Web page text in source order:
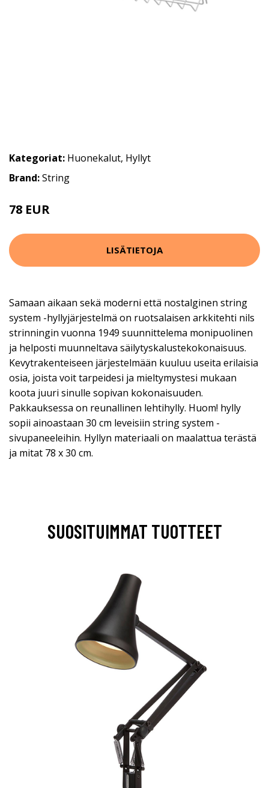
Kategoriat: Huonekalut, Hyllyt
Brand:String
78 EUR
LISÄTIETOJA
Samaan aikaan sekä moderni että nostalginen string
system -hyllyjärjestelmä on ruotsalaisen arkkitehti nils
strinningin vuonna 1949 suunnittelema monipuolinen
ja helposti muunneltava säilytyskalustekokonaisuus.
Kevytrakenteiseen järjestelmään kuuluu useita erilaisia
osia, joista voit tarpeidesi ja mieltymystesi mukaan
koota juuri sinulle sopivan kokonaisuuden.
Pakkauksessa on reunallinen lehtihylly. Huom! hylly
sopii ainoastaan 30 cm leveisiin string system -
sivupaneeleihin. Hyllyn materiaali on maalattua terästä
ja mitat 78 x 30 cm.
SUOSITUIMMAT TUOTTEET